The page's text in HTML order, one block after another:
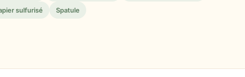
sulfurisé Spatule